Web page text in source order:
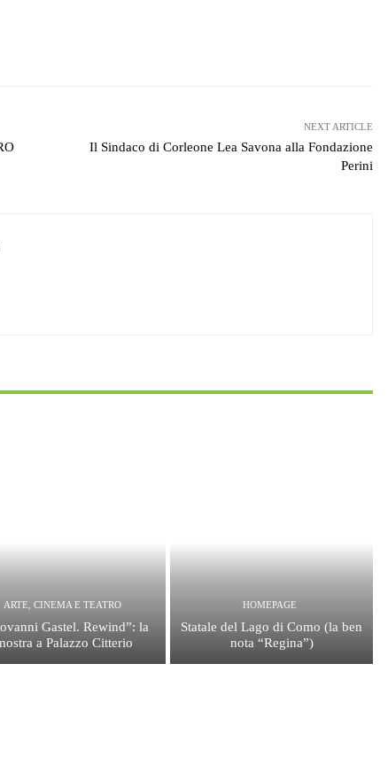
NEXT ARTICLE
Il Sindaco di Corleone Lea Savona alla Fondazione
Perini
ARTE, CINEMA E TEATRO
Gastel. Rewind”: la
a Palazzo Citterio
HOMEPAGE
Statale del Lago di Como (la ben
nota “Regina”)